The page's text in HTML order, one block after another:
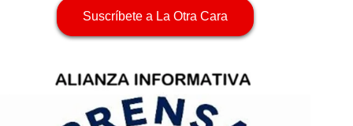
Suscríbete a La Otra Cara